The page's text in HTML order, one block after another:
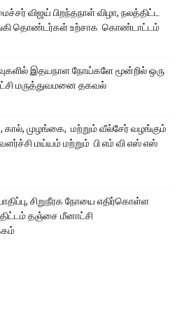
விஜய் பிறந்தநாள் விழா, நலத்திட்ட
தொண்டர்கள் உற்சாக கொண்டாட்டம்
இதயநாள நோய்களே மூன்றில் ஒரு
மருத்துவமனை தகவல்
முழங்கை, மற்றும் வீல்சேர் வழங்கும்
வளர்ச்சி மய்யம் மற்றும் பி எம் வி எஸ் எஸ்
சிறுநீரக நோயை எதிர்கொள்ள
திட்டம் தஞ்சை மீனாட்சி